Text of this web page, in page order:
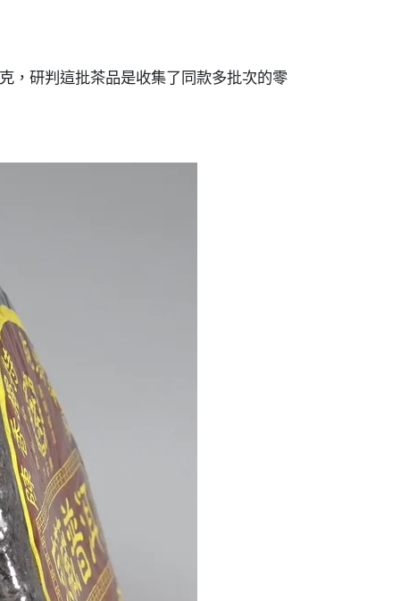
，研判這批茶品是收集了同款多批次的零